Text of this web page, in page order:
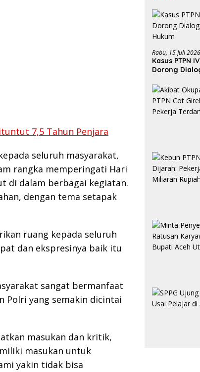
7,5 Tahun Penjara
seluruh masyarakat,
rangka memperingati Hari
di dalam berbagai kegiatan.
dengan tema setapak
ruang kepada seluruh
dan ekspresinya baik itu
sangat bermanfaat
Polri yang semakin dicintai
masukan dan kritik,
masukan untuk
yakin tidak bisa
Rabu, 15 Juli 2026
Kasus PTPN
Dorong